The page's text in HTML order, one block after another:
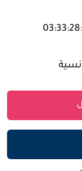
03:33:28